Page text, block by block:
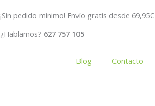
al
¡Sin pedido mínimo! Envío gratis desde 69,95€
¿Hablamos? 627 757 105
Blog Contacto